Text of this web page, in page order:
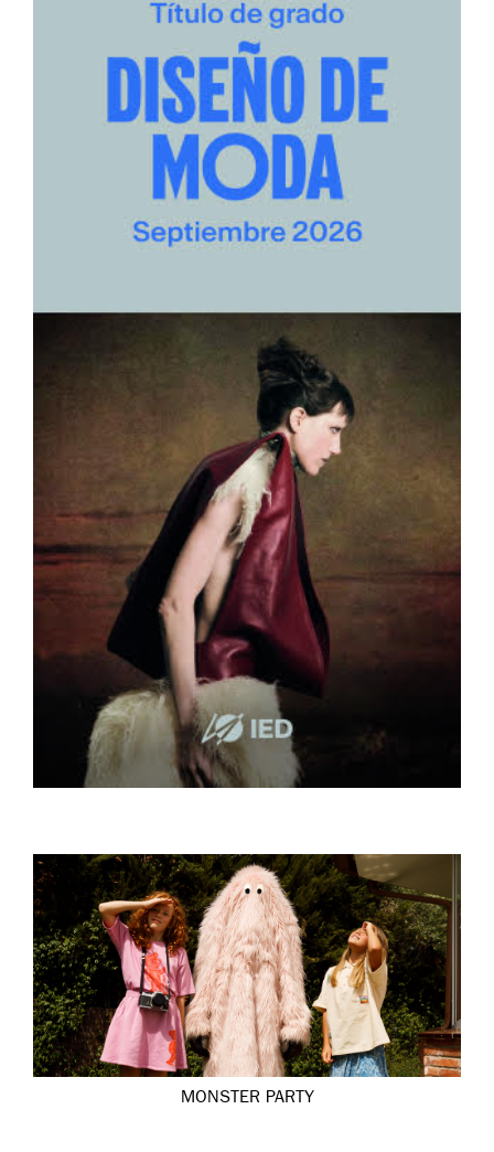
MONSTER PARTY